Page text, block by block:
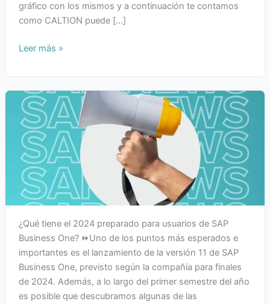
gráfico con los mismos y a continuación te contamos
como CALTION puede […]
Leer más »
¿Qué tiene el 2024 preparado para usuarios de SAP
Business One? ⏩Uno de los puntos más esperados e
importantes es el lanzamiento de la versión 11 de SAP
Business One, previsto según la compañía para finales
de 2024. Además, a lo largo del primer semestre del año
es posible que descubramos algunas de las